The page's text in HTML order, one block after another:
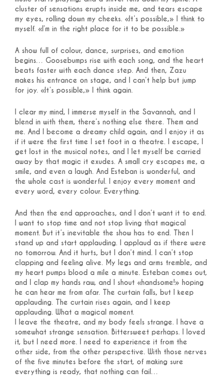
cluster of sensations erupts inside me, and tears escape
my eyes, rolling down my cheeks. «It’s possible,» I think to
myself. «I’m in the right place for it to be possible.»
A show full of colour, dance, surprises, and emotion
begins… Goosebumps rise with each song, and the heart
beats faster with each dance step. And then, Zazu
makes his entrance on stage, and I can’t help but jump
for joy. «It’s possible,» I think again.
I clear my mind, I immerse myself in the Savannah, and I
blend in with them, there’s nothing else there. Them and
me. And I become a dreamy child again, and I enjoy it as
if it were the first time I set foot in a theatre. I escape, I
get lost in the musical notes, and I let myself be carried
away by that magic it exudes. A small cry escapes me, a
smile, and even a laugh. And Esteban is wonderful, and
the whole cast is wonderful. I enjoy every moment and
every word, every colour. Everything.
And then the end approaches, and I don’t want it to end.
I want to stop time and not stop living that magical
moment. But it’s inevitable the show has to end. Then I
stand up and start applauding. I applaud as if there were
no tomorrow. And it hurts, but I don’t mind. I can’t stop
clapping and feeling alive. My legs and arms tremble, and
my heart pumps blood a mile a minute. Esteban comes out,
and I clap my hands raw, and I shout «handsome!» hoping
he can hear me from afar. The curtain falls, but I keep
applauding. The curtain rises again, and I keep
applauding. What a magical moment.
I leave the theatre, and my body feels strange. I have a
somewhat strange sensation. Bittersweet perhaps. I loved
it, but I need more. I need to experience it from the
other side, from the other perspective. With those nerves
of the five minutes before the start, of making sure
everything is ready, that nothing can fail…